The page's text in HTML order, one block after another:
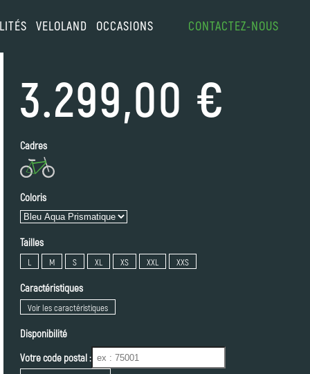
VELOLAND OCCASIONS CONTACTEZ-NOUS
3.299,00 €
Cadres
Coloris
Tailles
L M S XL XS XXL XXS
Caractéristiques
Voir les caractéristiques
Disponibilité
Votre code postal :